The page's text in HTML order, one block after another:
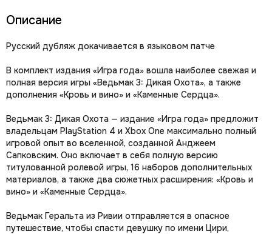
Описание
Русский дубляж докачивается в языковом патче
В комплект издания «Игра года» вошла наиболее свежая и
полная версия игры «Ведьмак 3: Дикая Охота», а также
дополнения «Кровь и вино» и «Каменные Сердца».
Ведьмак 3: Дикая Охота — издание «Игра года» предложит
владельцам PlayStation 4 и Xbox One максимально полный
игровой опыт во вселенной, созданной Анджеем
Сапковским. Оно включает в себя полную версию
титулованной ролевой игры, 16 наборов дополнительных
материалов, а также два сюжетных расширения: «Кровь и
вино» и «Каменные Сердца».
Ведьмак Геральта из Ривии отправляется в опасное
путешествие, чтобы спасти девушку по имени Цири,